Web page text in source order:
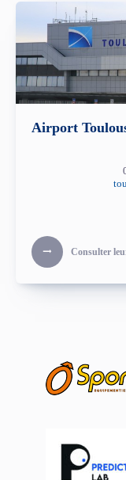
Airport
Consulter